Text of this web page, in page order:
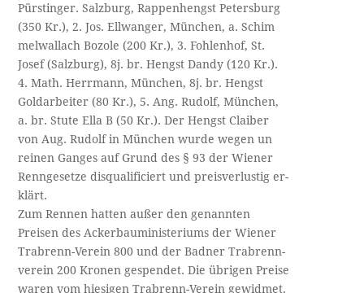
Pürstinger. Salzburg, Rappenhengst Petersburg
(350 Kr.), 2. Jos. Ellwanger, München, a. Schim­
melwallach Bozole (200 Kr.), 3. Fohlenhof, St.
Josef (Salzburg), 8j. br. Hengst Dandy (120 Kr.).
4. Math. Herrmann, München, 8j. br. Hengst
Goldarbeiter (80 Kr.), 5. Ang. Rudolf, München,
a. br. Stute Ella B (50 Kr.). Der Hengst Claiber
von Aug. Rudolf in München wurde wegen un­
reinen Ganges auf Grund des § 93 der Wiener
Renngesetze disqualificiert und preisverlustig er­-
klärt.
Zum Rennen hatten außer den genannten
Preisen des Ackerbauministeriums der Wiener
Trabrenn-Verein 800 und der Badner Trabrenn-
verein 200 Kronen gespendet. Die übrigen Preise
waren vom hiesigen Trabrenn-Verein gewidmet.